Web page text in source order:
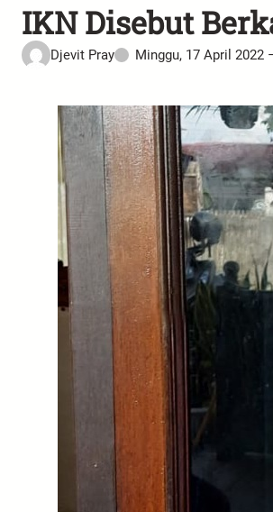
IKN Disebut
Djevit Pray Minggu, 17 April 2022